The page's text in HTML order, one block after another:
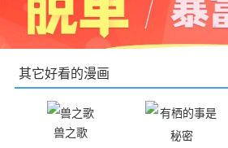
其它好看的漫画
兽之歌